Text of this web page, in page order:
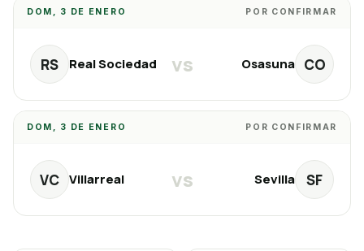
DOM, 3 DE ENERO POR CONFIRMAR
RS Real Sociedad vs CO
Osasuna
DOM, 3 DE ENERO POR CONFIRMAR
VC Villarreal vs SF
Sevilla